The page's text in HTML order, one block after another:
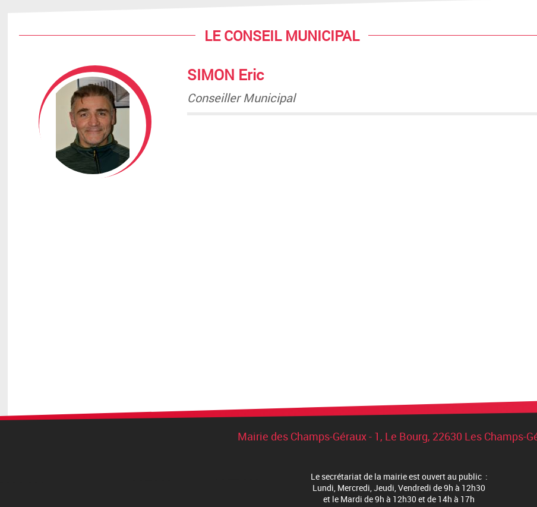
LE CONSEIL MUNICIPAL
SIMON Eric
Conseiller Municipal
Mairie des Champs-Géraux - 1, Le Bourg, 22630 Les Champs-
Le secrétariat de la mairie est ouvert au public :
Lundi, Mercredi, Jeudi, Vendredi de 9h à 12h30
et le Mardi de 9h à 12h30 et de 14h à 17h